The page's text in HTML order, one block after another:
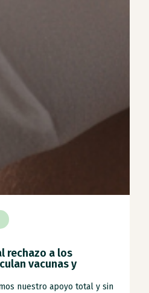
rechazo a los
vacunas y
nuestro apoyo total y sin